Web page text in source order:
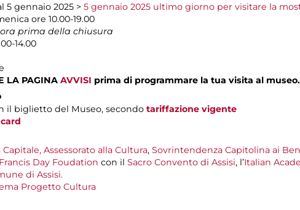
5 gennaio 2025 > 5 gennaio 2025 ultimo giorno per visitare la
ore 10.00-19.00
prima della chiusura
14.00
LA PAGINA AVVISI prima di programmare la tua visita al museo.
il biglietto del Museo, secondo tariffazione vigente
Capitale, Assessorato alla Cultura, Sovrintendenza Capitolina ai
Day Foudation con il Sacro Convento di Assisi, l’Italian
di Assisi.
Progetto Cultura